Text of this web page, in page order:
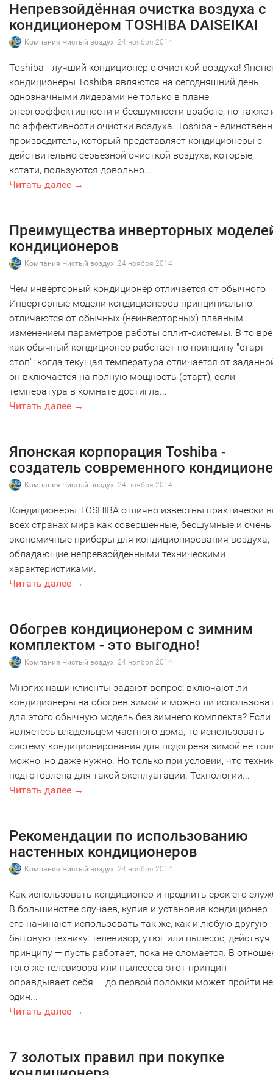
Непревзойдённая очистка воздуха с
кондиционером TOSHIBA DAISEIKAI
Компания Чистый воздух 24 ноября 2014
Toshiba - лучший кондиционер с очисткой воздуха!
кондиционеры Toshiba являются на сегодняшний день
однозначными лидерами не только в плане
энергоэффективности и бесшумности вработе, но также
по эффективности очистки воздуха. Toshiba -
производитель, который представляет кондиционеры с
действительно серьезной очисткой воздуха, которые,
кстати, пользуются довольно...
Читать далее →
Преимущества инверторных
кондиционеров
Компания Чистый воздух 24 ноября 2014
Чем инверторный кондиционер отличается от обычного
Инверторные модели кондиционеров принципиально
отличаются от обычных (неинверторных) плавным
изменением параметров работы сплит-системы. В то
как обычный кондиционер работает по принципу "старт-
стоп": когда текущая температура отличается от
он включается на полную мощность (старт), если
температура в комнате достигла...
Читать далее →
Японская корпорация Toshiba -
создатель современного
Компания Чистый воздух 24 ноября 2014
Кондиционеры TOSHIBA отлично известны практически
всех странах мира как совершенные, бесшумные и очень
экономичные приборы для кондиционирования воздуха,
обладающие непревзойденными техническими
характеристиками.
Читать далее →
Обогрев кондиционером с зимним
комплектом - это выгодно!
Компания Чистый воздух 24 ноября 2014
Многих наши клиенты задают вопрос: включают ли
кондиционеры на обогрев зимой и можно ли
для этого обычную модель без зимнего комплекта?
являетесь владельцем частного дома, то использовать
систему кондиционирования для подогрева зимой не
можно, но даже нужно. Но только при условии, что
подготовлена для такой эксплуатации. Технологии...
Читать далее →
Рекомендации по использованию
настенных кондиционеров
Компания Чистый воздух 24 ноября 2014
Как использовать кондиционер и продлить срок его
В большинстве случаев, купив и установив кондиционер ,
его начинают использовать так же, как и любую другую
бытовую технику: телевизор, утюг или пылесос, действуя
принципу — пусть работает, пока не сломается. В
того же телевизора или пылесоса этот принцип
оправдывает себя — до первой поломки может пройти не
один...
Читать далее →
7 золотых правил при покупке